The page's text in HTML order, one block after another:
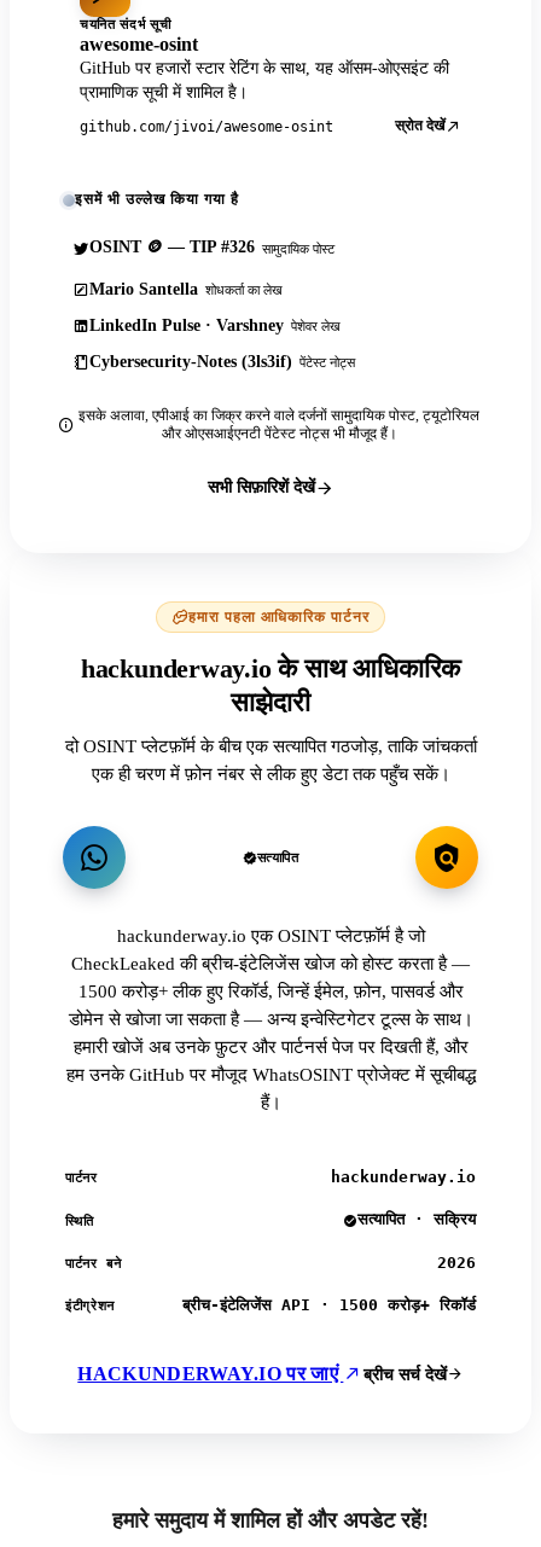
चयनित संदर्भ सूची
awesome-osint
GitHub पर हजारों स्टार रेटिंग के साथ, यह ऑसम-ओएसइंट की
प्रामाणिक सूची में शामिल है।
github.com/jivoi/awesome-osint स्रोत देखें
इसमें भी उल्लेख किया गया है
OSINT 🪙 — TIP #326 सामुदायिक पोस्ट
Mario Santella शोधकर्ता का लेख
LinkedIn Pulse · Varshney पेशेवर लेख
Cybersecurity-Notes (3ls3if) पेंटेस्ट नोट्स
इसके अलावा, एपीआई का जिक्र करने वाले दर्जनों सामुदायिक पोस्ट, ट्यूटोरियल
और ओएसआईएनटी पेंटेस्ट नोट्स भी मौजूद हैं।
सभी सिफ़ारिशें देखें
हमारा पहला आधिकारिक पार्टनर
hackunderway.io के साथ आधिकारिक
साझेदारी
दो OSINT प्लेटफ़ॉर्म के बीच एक सत्यापित गठजोड़, ताकि जांचकर्ता
एक ही चरण में फ़ोन नंबर से लीक हुए डेटा तक पहुँच सकें।
सत्यापित
hackunderway.io एक OSINT प्लेटफ़ॉर्म है जो
CheckLeaked की ब्रीच-इंटेलिजेंस खोज को होस्ट करता है —
1500 करोड़+ लीक हुए रिकॉर्ड, जिन्हें ईमेल, फ़ोन, पासवर्ड और
डोमेन से खोजा जा सकता है — अन्य इन्वेस्टिगेटर टूल्स के साथ।
हमारी खोजें अब उनके फ़ुटर और पार्टनर्स पेज पर दिखती हैं, और
हम उनके GitHub पर मौजूद WhatsOSINT प्रोजेक्ट में सूचीबद्ध
हैं।
पार्टनर hackunderway.io
स्थिति सत्यापित · सक्रिय
पार्टनर बने 2026
इंटीग्रेशन ब्रीच-इंटेलिजेंस API · 1500 करोड़+ रिकॉर्ड
HACKUNDERWAY.IO पर जाएं ब्रीच सर्च देखें
हमारे समुदाय में शामिल हों और अपडेट रहें!